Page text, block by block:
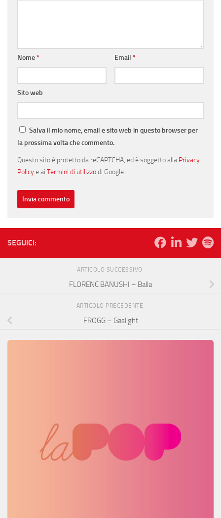
Nome* Email *
Sito web
Salva il mio nome, email e sito web in questo browser per
la prossima volta che commento.
Questo sito è protetto da reCAPTCHA, ed è soggetto alla Privacy
Policye ai Termini di utilizzodi Google.
SEGUICI:
ARTICOLO SUCCESSIVO
FLORENC BANUSHI – Balla
ARTICOLO PRECEDENTE
FROGG – Gaslight